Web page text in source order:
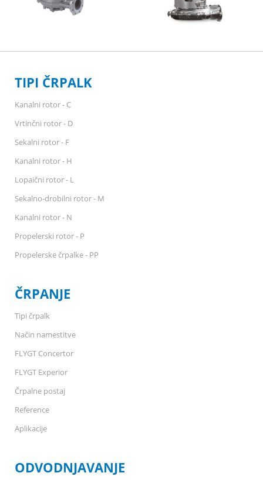
TIPI ČRPALK
Kanalni rotor - C
Vrtinčni rotor - D
Sekalni rotor - F
Kanalni rotor - H
Lopaični rotor - L
Sekalno-drobilni rotor - M
Kanalni rotor - N
Propelerski rotor - P
Propelerske črpalke - PP
ČRPANJE
Tipi črpalk
Način namestitve
FLYGT Concertor
FLYGT Experior
Črpalne postaj
Reference
Aplikacije
ODVODNJAVANJE